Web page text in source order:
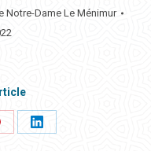
Notre-Dame Le Ménimur
Partager